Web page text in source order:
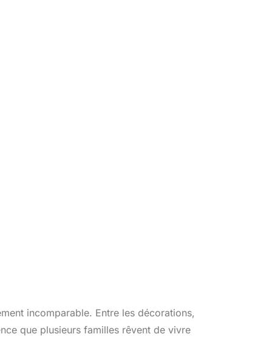
incomparable. Entre les décorations,
que plusieurs familles rêvent de vivre